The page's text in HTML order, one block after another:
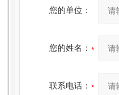
您的单位：
您的姓名：
联系电话：